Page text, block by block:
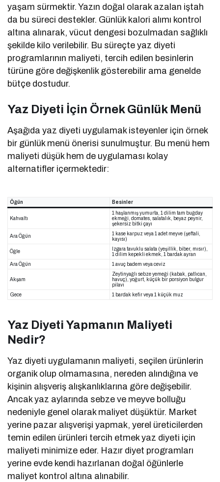
yaşam sürmektir. Yazın doğal olarak azalan iştah
da bu süreci destekler. Günlük kalori alımı kontrol
altına alınarak, vücut dengesi bozulmadan sağlıklı
şekilde kilo verilebilir. Bu süreçte yaz diyeti
programlarının maliyeti, tercih edilen besinlerin
türüne göre değişkenlik gösterebilir ama genelde
bütçe dostudur.
Yaz Diyeti İçin Örnek Günlük Menü
Aşağıda yaz diyeti uygulamak isteyenler için örnek
bir günlük menü önerisi sunulmuştur. Bu menü hem
maliyeti düşük hem de uygulaması kolay
alternatifler içermektedir:
Öğün Besinler
Kahvaltı
1 haşlanmış yumurta, 1 dilim tam buğday
ekmeği, domates, salatalık, beyaz peynir,
şekersiz bitki çayı
Ara Öğün
1 kase karpuz veya 1 adet meyve (şeftali,
kayısı)
Öğle
Izgara tavuklu salata (yeşillik, biber, mısır),
1 dilim kepekli ekmek, 1 bardak ayran
Ara Öğün
1 avuç badem veya ceviz
Akşam
Zeytinyağlı sebze yemeği (kabak, patlıcan,
havuç), yoğurt, küçük bir porsiyon bulgur
pilavı
Gece
1 bardak kefir veya 1 küçük muz
Yaz Diyeti Yapmanın Maliyeti
Nedir?
Yaz diyeti uygulamanın maliyeti, seçilen ürünlerin
organik olup olmamasına, nereden alındığına ve
kişinin alışveriş alışkanlıklarına göre değişebilir.
Ancak yaz aylarında sebze ve meyve bolluğu
nedeniyle genel olarak maliyet düşüktür. Market
yerine pazar alışverişi yapmak, yerel üreticilerden
temin edilen ürünleri tercih etmek yaz diyeti için
maliyeti minimize eder. Hazır diyet programları
yerine evde kendi hazırlanan doğal öğünlerle
maliyet kontrol altına alınabilir.